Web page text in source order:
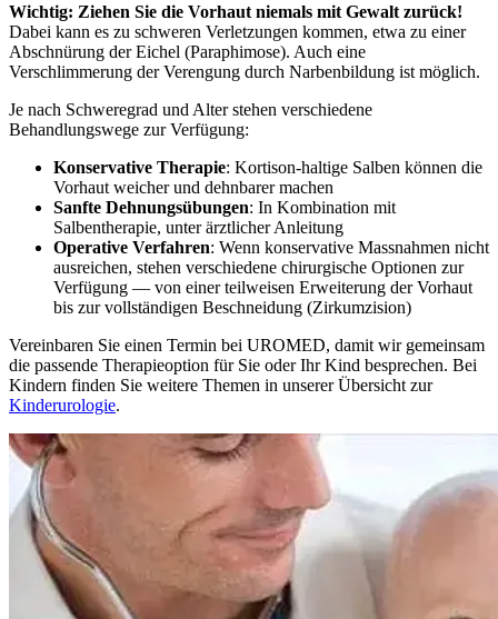
Wichtig: Ziehen Sie die Vorhaut niemals mit Gewalt zurück!
Dabei kann es zu schweren Verletzungen kommen, etwa zu einer
Abschnürung der Eichel (Paraphimose). Auch eine
Verschlimmerung der Verengung durch Narbenbildung ist möglich.
Je nach Schweregrad und Alter stehen verschiedene
Behandlungswege zur Verfügung:
Konservative Therapie: Kortison-haltige Salben können die
Vorhaut weicher und dehnbarer machen
Sanfte Dehnungsübungen: In Kombination mit
Salbentherapie, unter ärztlicher Anleitung
Operative Verfahren: Wenn konservative Massnahmen nicht
ausreichen, stehen verschiedene chirurgische Optionen zur
Verfügung — von einer teilweisen Erweiterung der Vorhaut
bis zur vollständigen Beschneidung (Zirkumzision)
Vereinbaren Sie einen Termin bei UROMED, damit wir gemeinsam
die passende Therapieoption für Sie oder Ihr Kind besprechen. Bei
Kindern finden Sie weitere Themen in unserer Übersicht zur
Kinderurologie.